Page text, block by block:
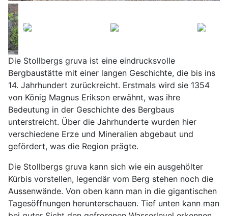
Die Stollbergs gruva ist eine eindrucksvolle
Bergbaustätte mit einer langen Geschichte, die bis ins
14. Jahrhundert zurückreicht. Erstmals wird sie 1354
von König Magnus Erikson erwähnt, was ihre
Bedeutung in der Geschichte des Bergbaus
unterstreicht. Über die Jahrhunderte wurden hier
verschiedene Erze und Mineralien abgebaut und
gefördert, was die Region prägte.
Die Stollbergs gruva kann sich wie ein ausgehölter
Kürbis vorstellen, legendär vom Berg stehen noch die
Aussenwände. Von oben kann man in die gigantischen
Tagesöffnungen herunterschauen. Tief unten kann man